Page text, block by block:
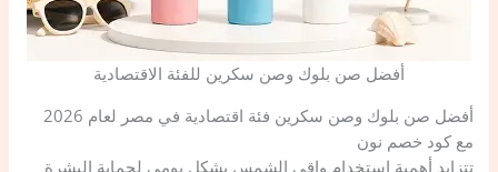
أفضل صن بلوك وصن سكرين للفئة الاقتصادية
أفضل صن بلوك وصن سكرين فئة اقتصادية في مصر لعام 2026
مع كود خصم نون
تتزايد أهمية استخدام واقي الشمس بشكل يومي لحماية البشرة